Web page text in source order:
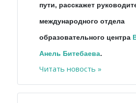
пути, расскажет
международного отдела
образовательного центра
Анель Битебаева.
Читать новость »